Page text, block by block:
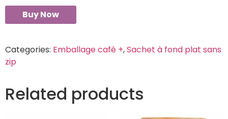
Buy Now
Categories: Emballage café +,Sachet à fond plat sans
zip
Related products